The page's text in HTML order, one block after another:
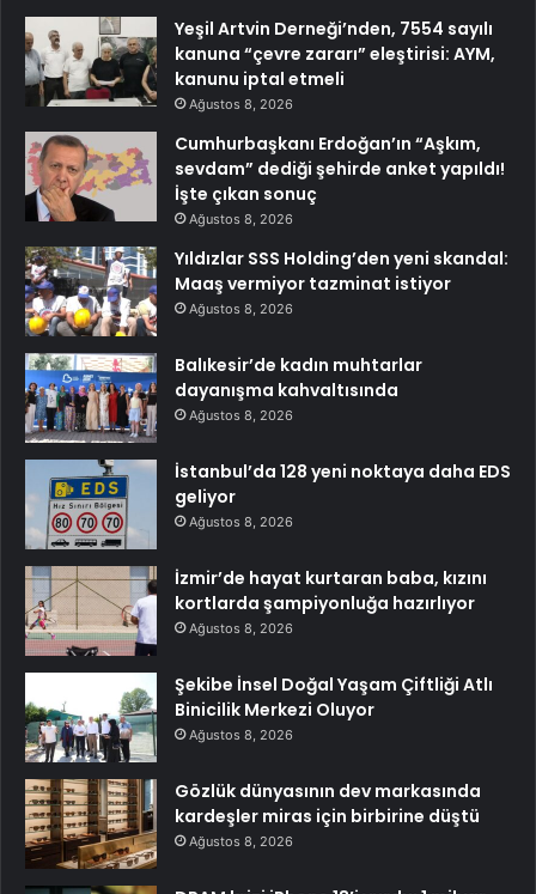
Yeşil Artvin Derneği’nden, 7554 sayılı
kanuna “çevre zararı” eleştirisi: AYM,
kanunu iptal etmeli
Ağustos 8, 2026
Cumhurbaşkanı Erdoğan’ın “Aşkım,
sevdam” dediği şehirde anket yapıldı!
İşte çıkan sonuç
Ağustos 8, 2026
Yıldızlar SSS Holding’den yeni skandal:
Maaş vermiyor tazminat istiyor
Ağustos 8, 2026
Balıkesir’de kadın muhtarlar
dayanışma kahvaltısında
Ağustos 8, 2026
İstanbul’da 128 yeni noktaya daha EDS
geliyor
Ağustos 8, 2026
İzmir’de hayat kurtaran baba, kızını
kortlarda şampiyonluğa hazırlıyor
Ağustos 8, 2026
Şekibe İnsel Doğal Yaşam Çiftliği Atlı
Binicilik Merkezi Oluyor
Ağustos 8, 2026
Gözlük dünyasının dev markasında
kardeşler miras için birbirine düştü
Ağustos 8, 2026